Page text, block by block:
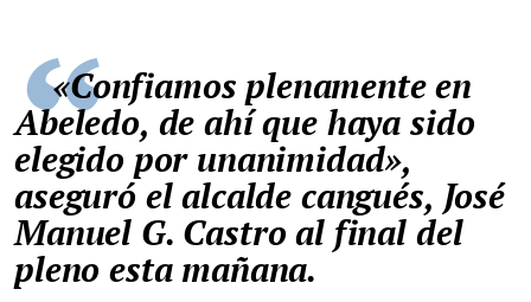
«Confiamos plenamente en
Abeledo, de ahí que haya sido
elegido por unanimidad»,
aseguró el alcalde cangués, José
Manuel G. Castro al final del
pleno esta mañana.